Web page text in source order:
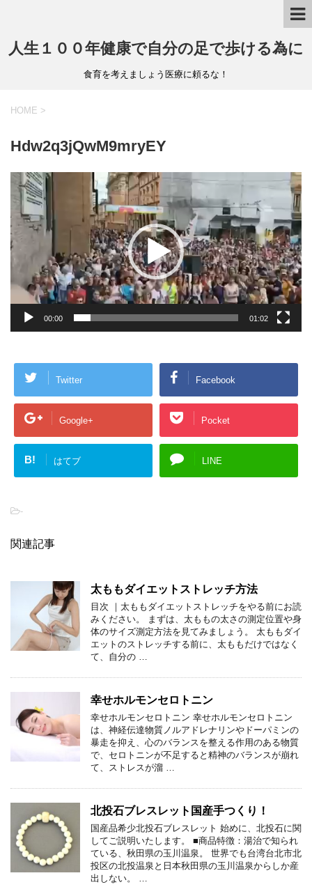
人生１００年健康で自分の足で歩ける為に
食育を考えましょう医療に頼るな！
HOME >
Hdw2q3jQwM9mryEY
動
画
レ
ー
ヤ
ー
00:00 01:02
Twitter Facebook
Google+ Pocket
B! はてブ LINE
-
関連記事
太ももダイエットストレッチ方法
目次 ｜太ももダイエットストレッチをやる前にお読
みください。 まずは、太ももの太さの測定位置や身
体のサイズ測定方法を見てみましょう。 太ももダイ
エットのストレッチする前に、太ももだけではなく
て、自分の …
幸せホルモンセロトニン
幸せホルモンセロトニン 幸せホルモンセロトニン
は、神経伝達物質ノルアドレナリンやドーパミンの
暴走を抑え、心のバランスを整える作用のある物質
で、セロトニンが不足すると精神のバランスが崩れ
て、ストレスが溜 …
北投石ブレスレット国産手つくり！
国産品希少北投石ブレスレット 始めに、北投石に関
してご説明いたします。 ■商品特徴：湯治で知られ
ている、秋田県の玉川温泉。 世界でも台湾台北市北
投区の北投温泉と日本秋田県の玉川温泉からしか産
出しない。 …